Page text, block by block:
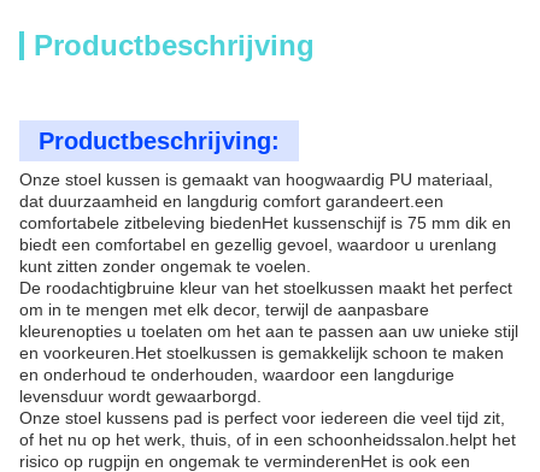
Productbeschrijving
Productbeschrijving:
Onze stoel kussen is gemaakt van hoogwaardig PU materiaal,
dat duurzaamheid en langdurig comfort garandeert.een
comfortabele zitbeleving biedenHet kussenschijf is 75 mm dik en
biedt een comfortabel en gezellig gevoel, waardoor u urenlang
kunt zitten zonder ongemak te voelen.
De roodachtigbruine kleur van het stoelkussen maakt het perfect
om in te mengen met elk decor, terwijl de aanpasbare
kleurenopties u toelaten om het aan te passen aan uw unieke stijl
en voorkeuren.Het stoelkussen is gemakkelijk schoon te maken
en onderhoud te onderhouden, waardoor een langdurige
levensduur wordt gewaarborgd.
Onze stoel kussens pad is perfect voor iedereen die veel tijd zit,
of het nu op het werk, thuis, of in een schoonheidssalon.helpt het
risico op rugpijn en ongemak te verminderenHet is ook een